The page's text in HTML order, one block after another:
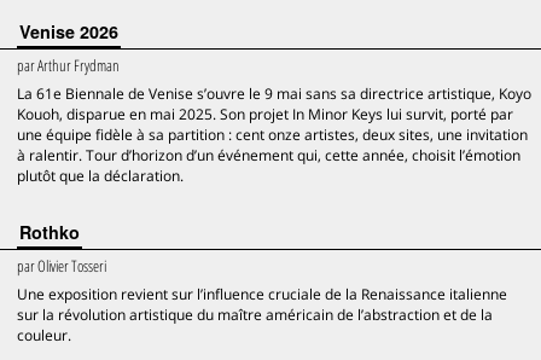
Venise 2026
parArthur Frydman
La 61e Biennale de Venise s’ouvre le 9 mai sans sa directrice artistique, Koyo
Kouoh, disparue en mai 2025. Son projet In Minor Keys lui survit, porté par
une équipe fidèle à sa partition : cent onze artistes, deux sites, une invitation
à ralentir. Tour d’horizon d’un événement qui, cette année, choisit l’émotion
plutôt que la déclaration.
Rothko
parOlivier Tosseri
Une exposition revient sur l’influence cruciale de la Renaissance italienne
sur la révolution artistique du maître américain de l’abstraction et de la
couleur.